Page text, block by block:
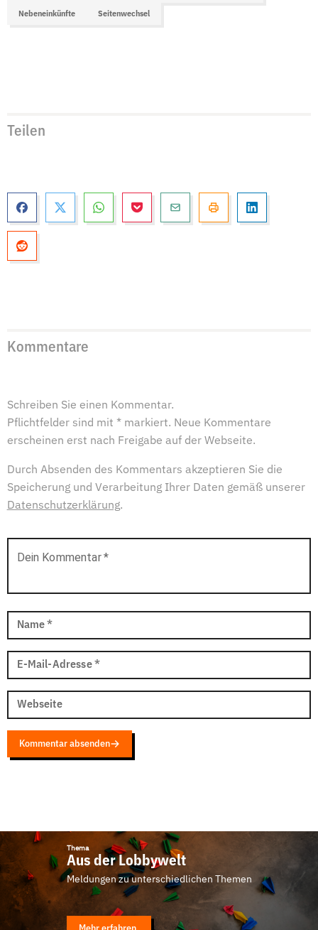
Nebeneinkünfte Seitenwechsel
Teilen
Kommentare
Schreiben Sie einen Kommentar.
Pflichtfelder sind mit * markiert. Neue Kommentare
erscheinen erst nach Freigabe auf der Webseite.
Durch Absenden des Kommentars akzeptieren Sie die
Speicherung und Verarbeitung Ihrer Daten gemäß unserer
Datenschutzerklärung.
Dein Kommentar*
Name *
E-Mail-Adresse *
Webseite
Kommentar absenden
Thema
Aus der Lobbywelt
Meldungen zu unterschiedlichen Themen